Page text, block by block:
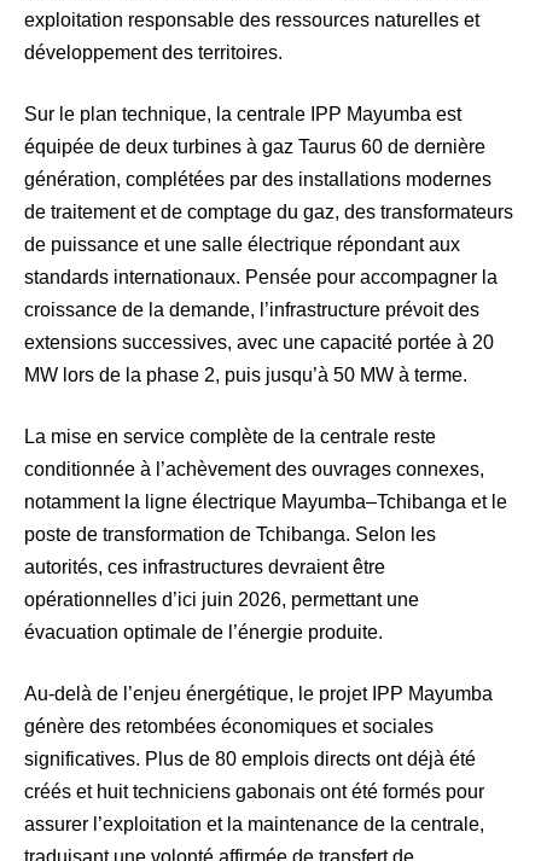
exploitation responsable des ressources naturelles et
développement des territoires.
Sur le plan technique, la centrale IPP Mayumba est
équipée de deux turbines à gaz Taurus 60 de dernière
génération, complétées par des installations modernes
de traitement et de comptage du gaz, des transformateurs
de puissance et une salle électrique répondant aux
standards internationaux. Pensée pour accompagner la
croissance de la demande, l’infrastructure prévoit des
extensions successives, avec une capacité portée à 20
MW lors de la phase 2, puis jusqu’à 50 MW à terme.
La mise en service complète de la centrale reste
conditionnée à l’achèvement des ouvrages connexes,
notamment la ligne électrique Mayumba–Tchibanga et le
poste de transformation de Tchibanga. Selon les
autorités, ces infrastructures devraient être
opérationnelles d’ici juin 2026, permettant une
évacuation optimale de l’énergie produite.
Au-delà de l’enjeu énergétique, le projet IPP Mayumba
génère des retombées économiques et sociales
significatives. Plus de 80 emplois directs ont déjà été
créés et huit techniciens gabonais ont été formés pour
assurer l’exploitation et la maintenance de la centrale,